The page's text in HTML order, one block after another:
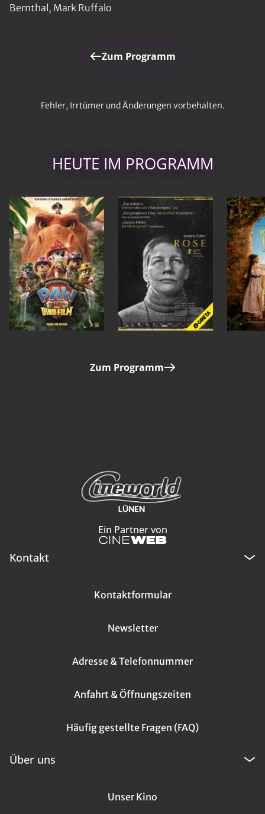
Bernthal, Mark Ruffalo
Zum Programm
Fehler, Irrtümer und Änderungen vorbehalten.
HEUTE IM PROGRAMM
Zum Programm
Ein Partner von
Kontakt
Kontaktformular
Newsletter
Adresse & Telefonnummer
Anfahrt & Öffnungszeiten
Häufig gestellte Fragen (FAQ)
Über uns
Unser Kino